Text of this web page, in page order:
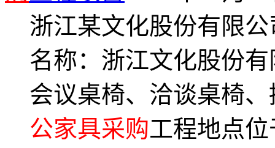
浙江某文化股份有限公
名称：浙江文化股份
会议桌椅、洽谈桌椅
公家具采购工程地点